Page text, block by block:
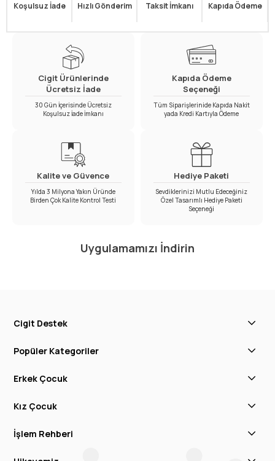
Koşulsuz İade Hızlı Gönderim Taksit İmkanı Kapıda Ödeme
Cigit Ürünlerinde
Ücretsiz İade
30 Gün İçerisinde Ücretsiz
Koşulsuz İade İmkanı
Kapıda Ödeme
Seçeneği
Tüm Siparişlerinide Kapıda Nakit
yada Kredi Kartıyla Ödeme
Kalite ve Güvence
Yılda 3 Milyona Yakın Üründe
Birden Çok Kalite Kontrol Testi
Hediye Paketi
Sevdiklerinizi Mutlu Edeceğiniz
Özel Tasarımlı Hediye Paketi
Seçeneği
Uygulamamızı İndirin
Cigit Destek
Popüler Kategoriler
Erkek Çocuk
Kız Çocuk
İşlem Rehberi